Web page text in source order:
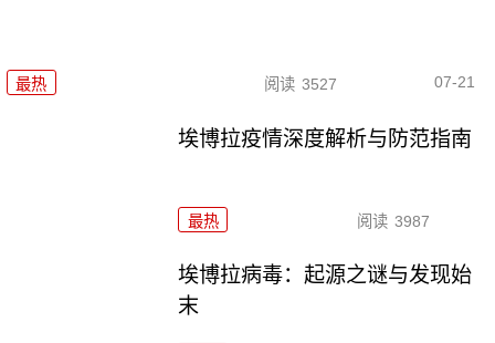
最热 阅读 3527 07-21
埃博拉疫情深度解析与防范指南
最热 阅读 3987
埃博拉病毒：起源之谜与发现始
末